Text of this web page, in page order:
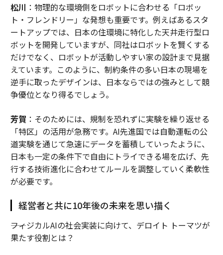
松川 ：物理的な環境側をロボットに合わせる「ロボッ
ト・フレンドリー」な発想も重要です。例えばあるスタ
ートアップでは、日本の住環境に特化した天井走行型ロ
ボットを開発していますが、同社はロボットを賢くする
だけでなく、ロボットが活動しやすい家の設計まで見据
えています。このように、制約条件の多い日本の現場を
逆手に取ったデザインは、日本ならではの強みとして競
争優位となり得るでしょう。
芳賀 ：そのためには、規制を恐れずに実験を繰り返せる
「特区」の活用が急務です。AI先進国では自動運転の公
道実験を通じて急速にデータを蓄積していったように、
日本も一定の条件下で自由にトライできる場を広げ、先
行する技術進化に合わせてルールを調整していく柔軟性
が必要です。
経営者と共に10年後の未来を思い描く
――フィジカルAIの社会実装に向けて、デロイト トーマツが
果たす役割とは？